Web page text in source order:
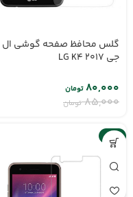
گلس محافظ صفحه گوشی ال
جی LG K4 2017
۸۵,۰۰۰ تومان
۸۰,۰۰۰تومان
-6%